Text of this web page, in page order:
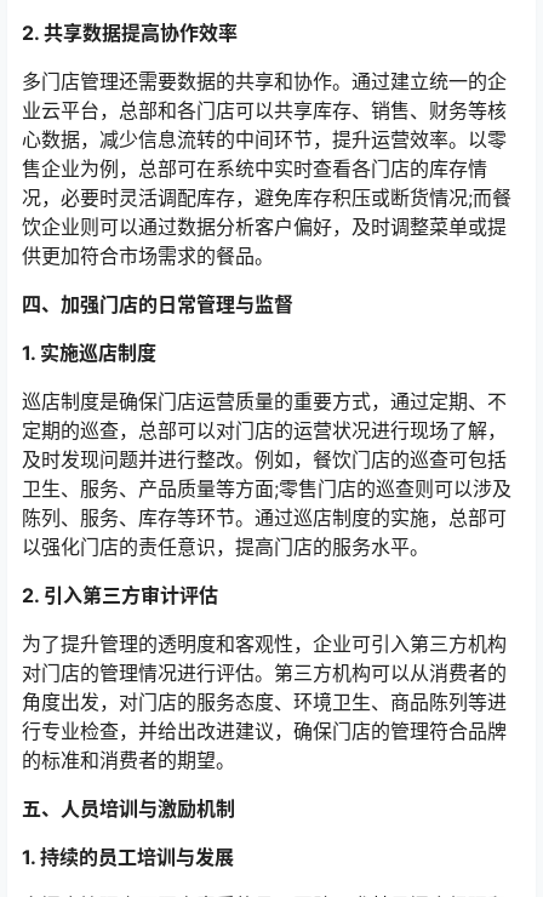
2. 共享数据提高协作效率
多门店管理还需要数据的共享和协作。通过建立统一的企
业云平台，总部和各门店可以共享库存、销售、财务等核
心数据，减少信息流转的中间环节，提升运营效率。以零
售企业为例，总部可在系统中实时查看各门店的库存情
况，必要时灵活调配库存，避免库存积压或断货情况;而餐
饮企业则可以通过数据分析客户偏好，及时调整菜单或提
供更加符合市场需求的餐品。
四、加强门店的日常管理与监督
1. 实施巡店制度
巡店制度是确保门店运营质量的重要方式，通过定期、不
定期的巡查，总部可以对门店的运营状况进行现场了解，
及时发现问题并进行整改。例如，餐饮门店的巡查可包括
卫生、服务、产品质量等方面;零售门店的巡查则可以涉及
陈列、服务、库存等环节。通过巡店制度的实施，总部可
以强化门店的责任意识，提高门店的服务水平。
2. 引入第三方审计评估
为了提升管理的透明度和客观性，企业可引入第三方机构
对门店的管理情况进行评估。第三方机构可以从消费者的
角度出发，对门店的服务态度、环境卫生、商品陈列等进
行专业检查，并给出改进建议，确保门店的管理符合品牌
的标准和消费者的期望。
五、人员培训与激励机制
1. 持续的员工培训与发展